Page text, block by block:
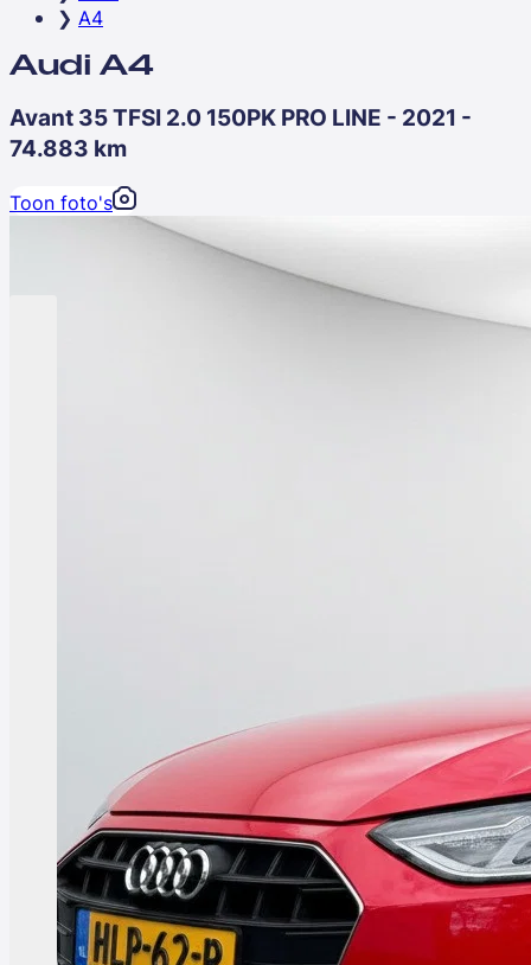
A4
Audi A4
Avant 35 TFSI 2.0 150PK PRO LINE - 2021 -
74.883 km
Toon foto's